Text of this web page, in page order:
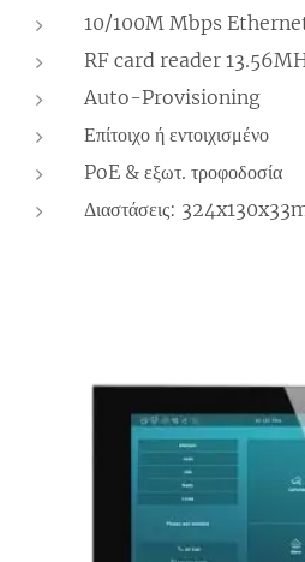
10/100M Mbps
RF card reader
Auto-Provisioning
Επίτοιχο ή εντοιχισμένο
PoE & εξωτ. τροφοδοσία
Διαστάσεις: